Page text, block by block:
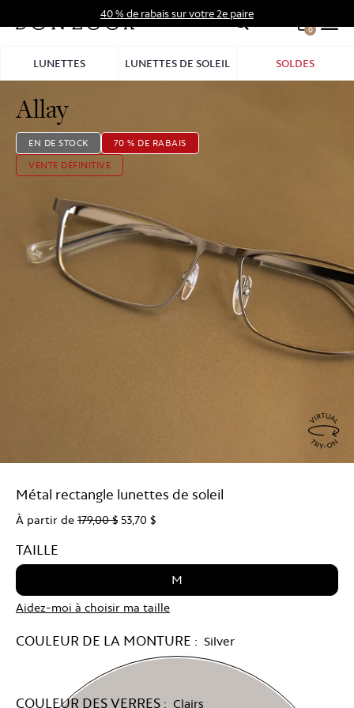
au
40 % de rabais sur votre 2e paire
0
LUNETTES LUNETTES DE SOLEIL SOLDES
Allay
EN DE STOCK
70 % DE RABAIS
VENTE DÉFINITIVE
Métal rectangle lunettes de soleil
À partir de 179,00 $ 53,70 $
TAILLE
M
Aidez-moi à choisir ma taille
COULEUR DE LA MONTURE : Silver
COULEUR DES VERRES : Clairs